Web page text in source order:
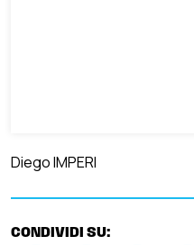
Diego IMPERI
CONDIVIDI SU: